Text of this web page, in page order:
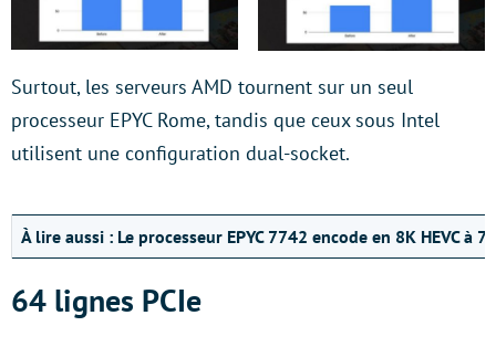
Surtout, les serveurs AMD tournent sur un seul
processeur EPYC Rome, tandis que ceux sous Intel
utilisent une configuration dual-socket.
À lire aussi : Le processeur EPYC 7742 encode en 8K HEVC à
64 lignes PCIe